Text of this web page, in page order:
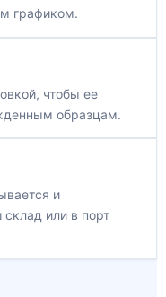
графиком.
чтобы ее
образцам.
и
склад или в порт